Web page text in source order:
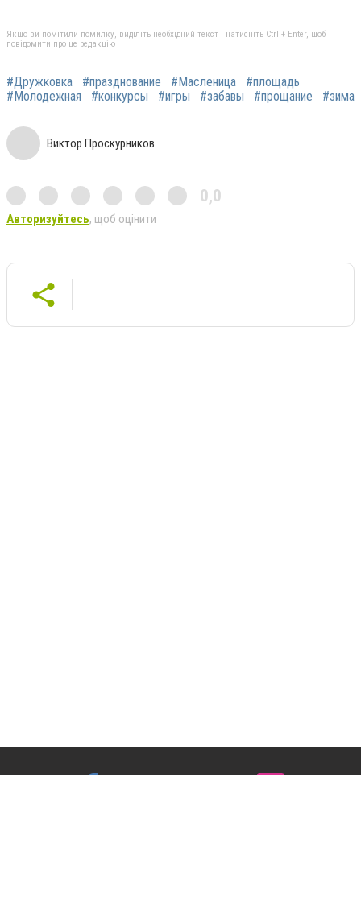
Якщо ви помітили помилку, виділіть необхідний текст і натисніть Ctrl + Enter, щоб
повідомити про це редакцію
#Дружковка #празднование #Масленица
#площадь
#Молодежная
#конкурсы #игры #забавы #прощание #зима
Виктор Проскурников
0,0
Авторизуйтесь, щоб оцінити